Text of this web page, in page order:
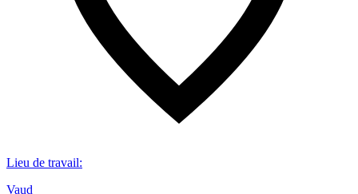
Lieu de travail:
Vaud